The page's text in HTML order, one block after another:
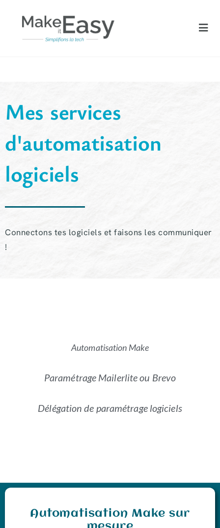
Mes services
d'automatisation
logiciels
Connectons tes logiciels et faisons les communiquer
!
Automatisation Make
Paramétrage Mailerlite ou Brevo
Délégation de paramétrage logiciels
Automatisation Make sur